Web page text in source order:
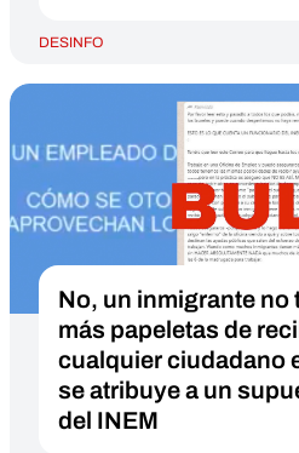
DESINFO
No, un inmigrante no
más papeletas de
cualquier ciudadano
se atribuye a un
del INEM